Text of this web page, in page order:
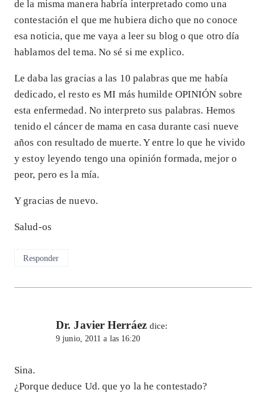
de la misma manera habría interpretado como una
contestación el que me hubiera dicho que no conoce
esa noticia, que me vaya a leer su blog o que otro día
hablamos del tema. No sé si me explico.
Le daba las gracias a las 10 palabras que me había
dedicado, el resto es MI más humilde OPINIÓN sobre
esta enfermedad. No interpreto sus palabras. Hemos
tenido el cáncer de mama en casa durante casi nueve
años con resultado de muerte. Y entre lo que he vivido
y estoy leyendo tengo una opinión formada, mejor o
peor, pero es la mía.
Y gracias de nuevo.
Salud-os
Responder
Dr. Javier Herráez dice:
9 junio, 2011 a las 16:20
Sina.
¿Porque deduce Ud. que yo la he contestado?